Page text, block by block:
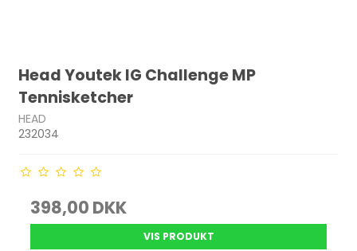
Head Youtek IG Challenge MP
Tennisketcher
HEAD
232034
398,00 DKK
VIS PRODUKT